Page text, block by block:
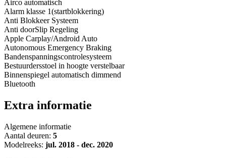
Airco automatisch
Alarm klasse 1(startblokkering)
Anti Blokkeer Systeem
Anti doorSlip Regeling
Apple Carplay/Android Auto
Autonomous Emergency Braking
Bandenspanningscontrolesysteem
Bestuurdersstoel in hoogte verstelbaar
Binnenspiegel automatisch dimmend
Bluetooth
Extra informatie
Algemene informatie
Aantal deuren: 5
Modelreeks: jul. 2018 - dec. 2020